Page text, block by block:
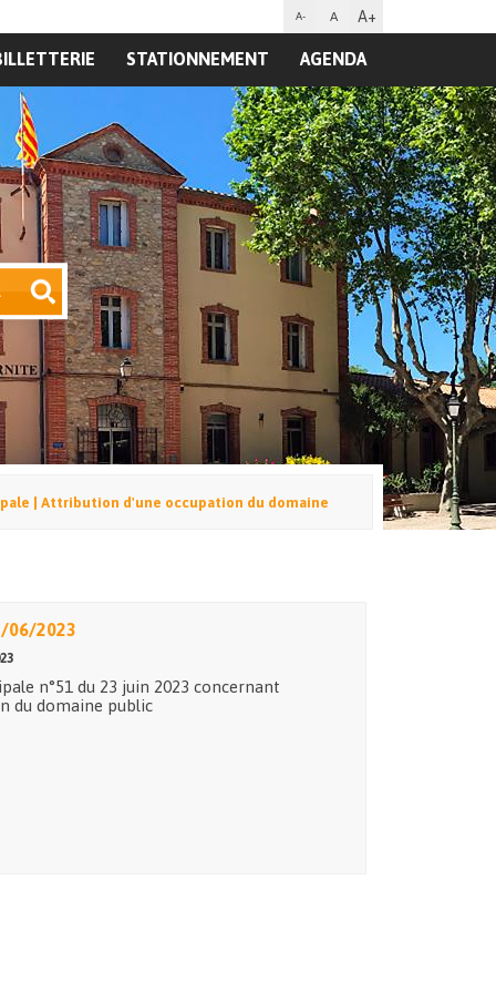
A- A A+
STATIONNEMENT AGENDA
| Attribution d'une occupation du domaine
06/2023
n°51 du 23 juin 2023 concernant
du domaine public